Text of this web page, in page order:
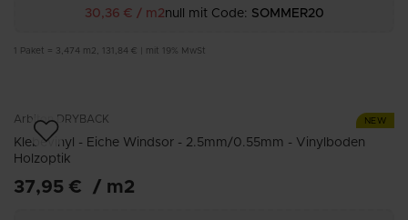
30,36 € / m2null mit Code: SOMMER20
Paket = 3,474 m2 131,84 € mit 19% MwSt
NEW
Arbiton DRYBACK
Klebevinyl - Eiche Windsor - 2.5mm/0.55mm - Vinylboden
Holzoptik
37,95 € / m2